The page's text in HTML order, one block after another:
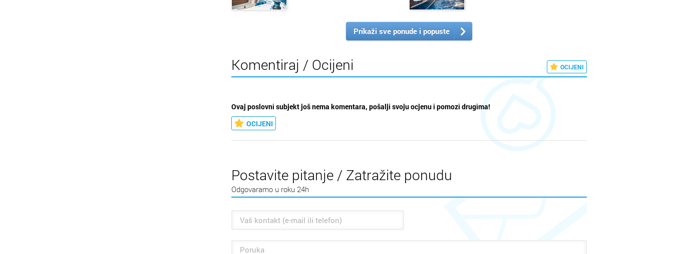
Petrinja
Požega
Prikaži sve ponude i popuste
Komentiraj / Ocijeni OCIJENI
Ovaj poslovni subjekt još nema komentara, pošalji svoju ocjenu i pomozi drugima!
OCIJENI
Postavite pitanje / Zatražite ponudu
Odgovaramo u roku 24h